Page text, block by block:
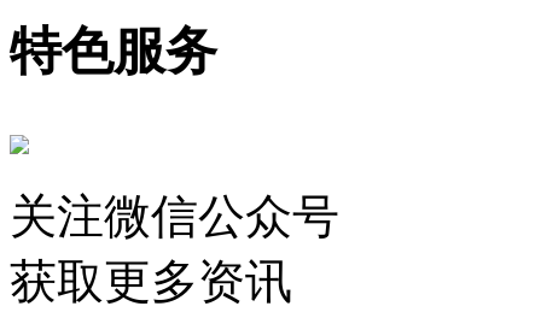
特色服务
关注微信公众号
获取更多资讯